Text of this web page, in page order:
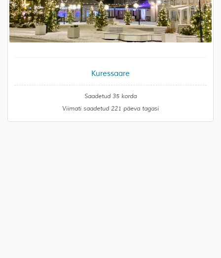
Kuressaare
Saadetud 35 korda
Viimati saadetud 221 päeva tagasi